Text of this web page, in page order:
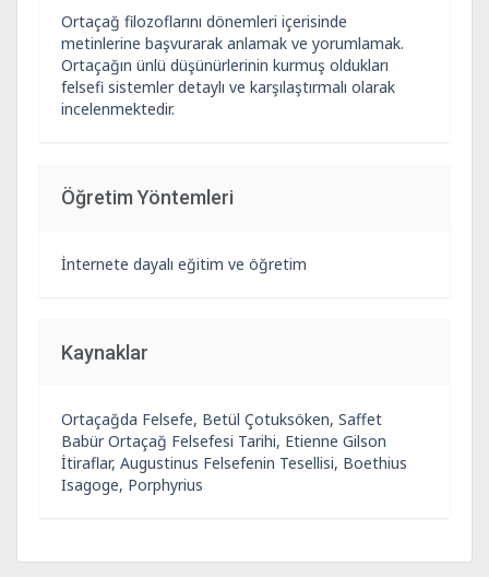
Ortaçağ filozoflarını dönemleri içerisinde
metinlerine başvurarak anlamak ve yorumlamak.
Ortaçağın ünlü düşünürlerinin kurmuş oldukları
felsefi sistemler detaylı ve karşılaştırmalı olarak
incelenmektedir.
Öğretim Yöntemleri
İnternete dayalı eğitim ve öğretim
Kaynaklar
Ortaçağda Felsefe, Betül Çotuksöken, Saffet
Babür Ortaçağ Felsefesi Tarihi, Etienne Gilson
İtiraflar, Augustinus Felsefenin Tesellisi, Boethius
Isagoge, Porphyrius